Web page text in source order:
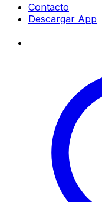
Contacto
Descargar App